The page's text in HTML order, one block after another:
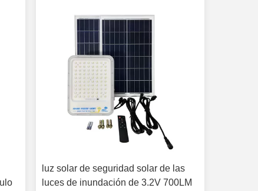
luz solar de seguridad solar de las
luces de inundación de 3.2V 700LM